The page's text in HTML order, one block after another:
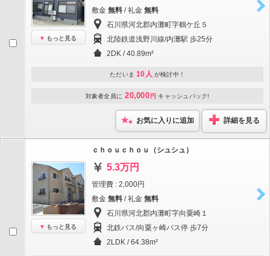
もっと見る
敷金 無料 / 礼金 無料
石川県河北郡内灘町字鶴ケ丘５
北陸鉄道浅野川線/内灘駅 歩25分
2DK / 40.89m²
ただいま 10人 が検討中！
対象者全員に 20,000 円 キャッシュバック!
お気に入りに追加 詳細を見る
もっと見る
ｃｈｏｕｃｈｏｕ（シュシュ）
5.3万円
管理費 : 2,000円
敷金 無料 / 礼金 無料
石川県河北郡内灘町字向粟崎１
北鉄バス/向粟ヶ崎バス停 歩7分
2LDK / 64.38m²